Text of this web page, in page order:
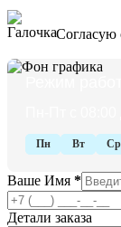
Ваше Имя *
Детали заказа
Согласую
Пн Вт Ср